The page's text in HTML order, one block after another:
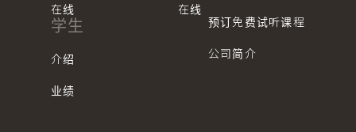
在线
在线
学生
介绍
业绩
预订免费试听课程
公司简介